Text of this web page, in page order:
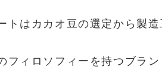
トはカカオ豆の選定から製
フィロソフィーを持つブラ